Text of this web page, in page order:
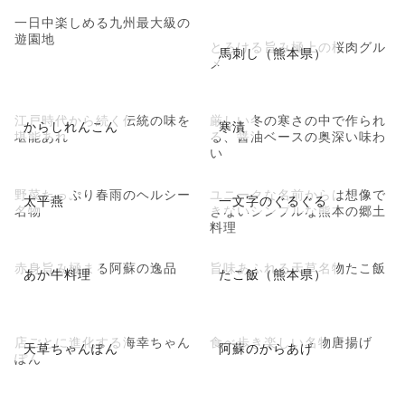
一日中楽しめる九州最大級の
遊園地
馬刺し（熊本県）
とろける旨み極上の桜肉グル
メ
からしれんこん
江戸時代から続く伝統の味を
堪能あれ
寒漬
厳しい冬の寒さの中で作られ
る、醤油ベースの奥深い味わ
い
太平燕
野菜たっぷり春雨のヘルシー
名物
一文字のぐるぐる
ユニークな名前からは想像で
きないシンプルな熊本の郷土
料理
あか牛料理
赤身旨み極まる阿蘇の逸品 たこ飯（熊本県）
旨味あふれる天草名物たこ飯
天草ちゃんぽん
店ごとに進化する海幸ちゃん
ぽん
阿蘇のからあげ
食べ歩き楽しい名物唐揚げ